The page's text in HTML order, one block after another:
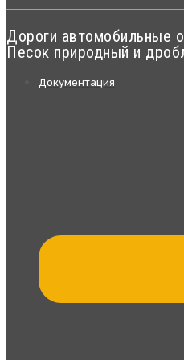
Дороги автомобильные
Песок природный и
Документация